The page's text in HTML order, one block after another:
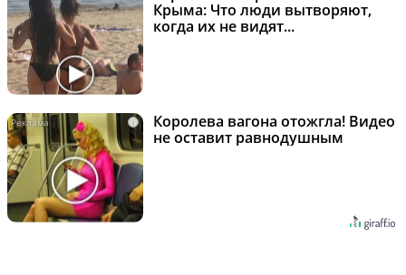
Крыма: Что люди вытворяют,
когда их не видят...
i
Королева вагона отожгла! Видео
не оставит равнодушным